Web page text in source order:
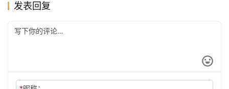
司
发表回复